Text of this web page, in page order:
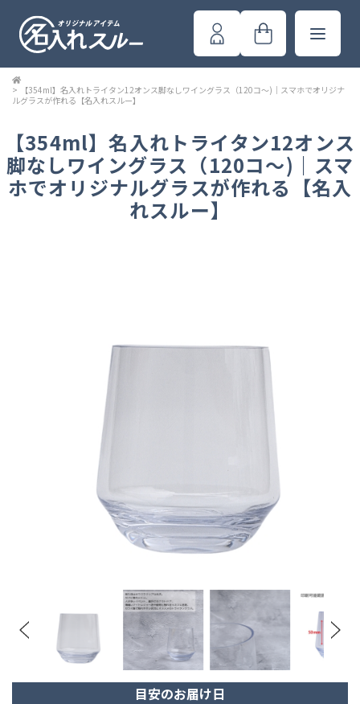
>
【354ml】名入れトライタン12オンス脚なしワイングラス（120コ～)｜スマホでオリジナ
ルグラスが作れる【名入れスルー】
【354ml】名入れトライタン12オンス
脚なしワイングラス（120コ～)｜スマ
ホでオリジナルグラスが作れる【名入
れスルー】
目安のお届け日